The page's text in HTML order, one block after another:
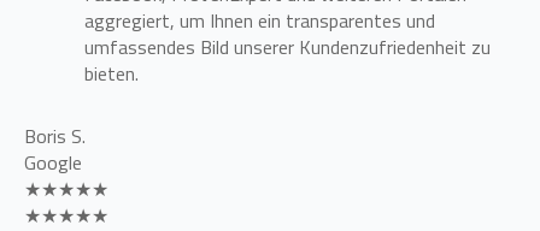
aggregiert, um Ihnen ein transparentes und
umfassendes Bild unserer Kundenzufriedenheit zu
bieten.
Boris S.
Google
★★★★★
★★★★★